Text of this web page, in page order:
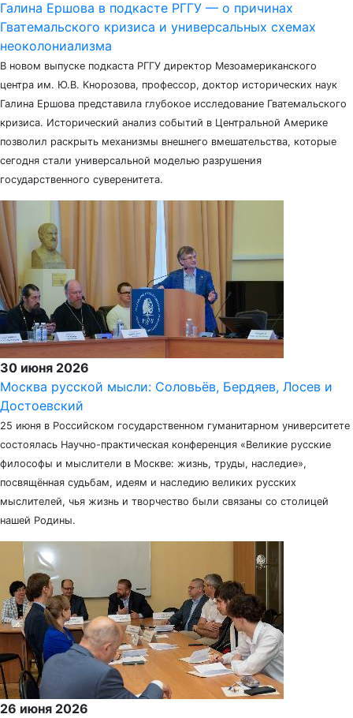
Галина Ершова в подкасте РГГУ — о причинах
Гватемальского кризиса и универсальных схемах
неоколониализма
В новом выпуске подкаста РГГУ директор Мезоамериканского
центра им. Ю.В. Кнорозова, профессор, доктор исторических наук
Галина Ершова представила глубокое исследование Гватемальского
кризиса. Исторический анализ событий в Центральной Америке
позволил раскрыть механизмы внешнего вмешательства, которые
сегодня стали универсальной моделью разрушения
государственного суверенитета.
30 июня 2026
Москва русской мысли: Соловьёв, Бердяев, Лосев и
Достоевский
25 июня в Российском государственном гуманитарном университете
состоялась Научно-практическая конференция «Великие русские
философы и мыслители в Москве: жизнь, труды, наследие»,
посвящённая судьбам, идеям и наследию великих русских
мыслителей, чья жизнь и творчество были связаны со столицей
нашей Родины.
26 июня 2026